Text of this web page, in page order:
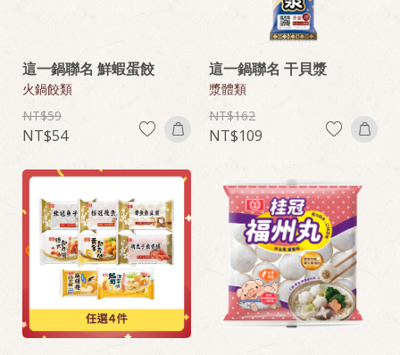
這一鍋聯名 鮮蝦蛋餃
火鍋餃類
59
54
這一鍋聯名 干貝漿
漿體類
162
109